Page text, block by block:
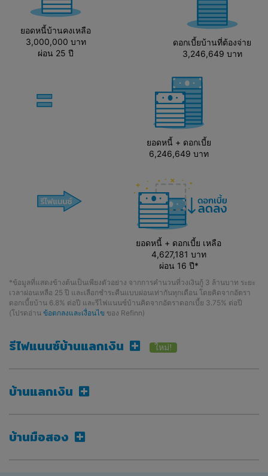
ยอดหนี้บ้านคงเหลือ
3,000,000 บาท
ผ่อน 25 ปี
ดอกเบี้ยบ้านที่ต้องจ่าย
3,246,649 บาท
ยอดหนี้ + ดอกเบี้ย
6,246,649 บาท
ยอดหนี้ + ดอกเบี้ย เหลือ
4,627,181 บาท
ผ่อน 16 ปี*
*ข้อมูลที่แสดงข้างต้นเป็นเพียงตัวอย่าง จากการคำนวนที่วงเงินกู้ 3 ล้านบาท ระยะ
เวลาผ่อนเหลือ 25 ปี และเลือกชำระคืนแบบผ่อนเท่ากันทุกเดือน โดยคิดจากอัตรา
ดอกเบี้ยบ้าน 6.8% ต่อปี และรีไฟแนนซ์บ้านคิดจากอัตราดอกเบี้ย 3.75% ต่อปี
(โปรดอ่าน ข้อตกลงและเงื่อนไข ของ Refinn)
รีไฟแนนซ์บ้านแลกเงิน ใหม่!
บ้านแลกเงิน
บ้านมือสอง